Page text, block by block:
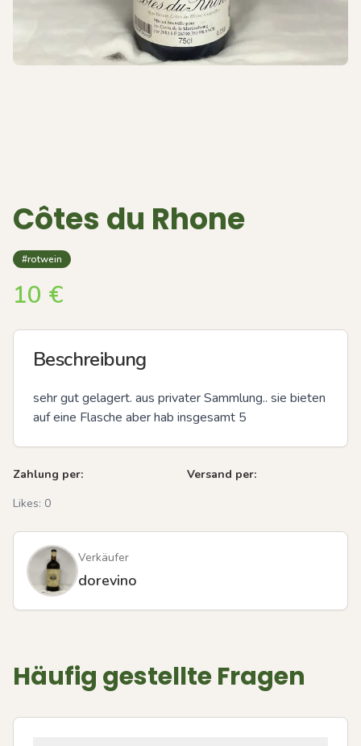
Côtes du Rhone
#rotwein
10 €
Beschreibung
sehr gut gelagert. aus privater Sammlung.. sie bieten
auf eine Flasche aber hab insgesamt 5
Zahlung per:
Versand per:
Likes: 0
Verkäufer
dorevino
Häufig gestellte Fragen